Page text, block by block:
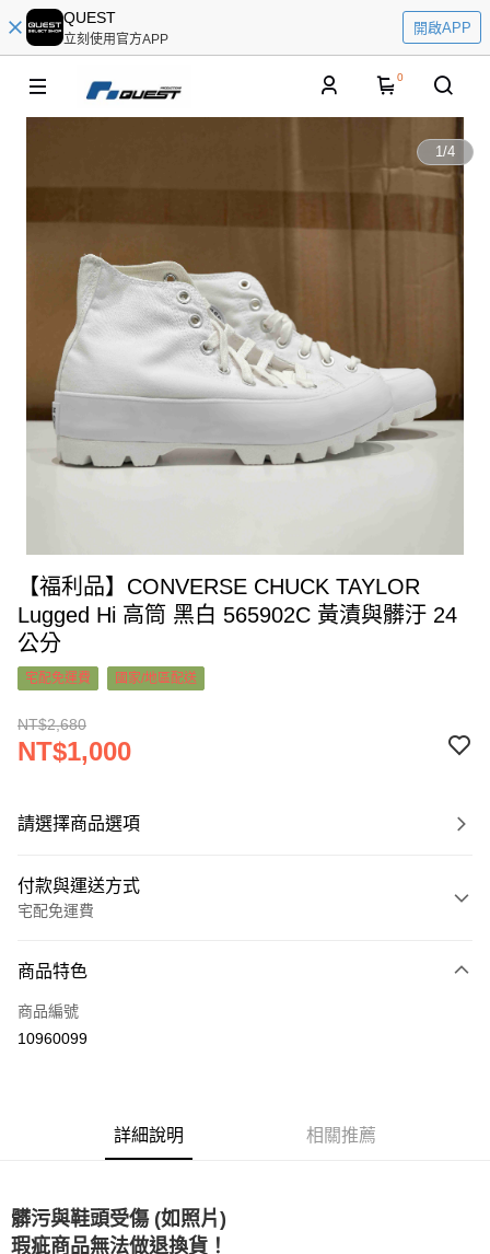
QUEST
立刻使用官方APP
開啟APP
0
1/4
【福利品】CONVERSE CHUCK TAYLOR
Lugged Hi 高筒 黑白 565902C 黃漬與髒汙 24
公分
宅配免運費 國家/地區配送
NT$2,680
NT$1,000
請選擇商品選項
付款與運送方式
宅配免運費
信用卡一次付款
超商取貨付款
每筆NT$60，滿NT$1,500(含以上)免運費
商品特色
商品編號
10960099
詳細說明 相關推薦
髒污與鞋頭受傷 (如照片)
瑕疵商品無法做退換貨！